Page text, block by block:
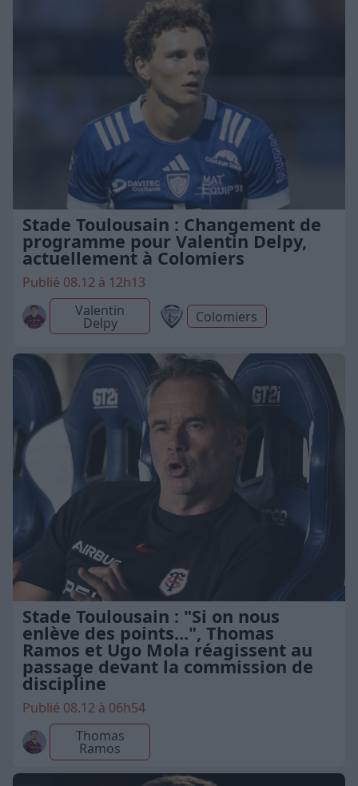
Stade Toulousain : Changement de
programme pour Valentin Delpy,
actuellement à Colomiers
Publié 08.12 à 12h13
Valentin
Delpy Colomiers
Stade Toulousain : "Si on nous
enlève des points...", Thomas
Ramos et Ugo Mola réagissent au
passage devant la commission de
discipline
Publié 08.12 à 06h54
Thomas
Ramos